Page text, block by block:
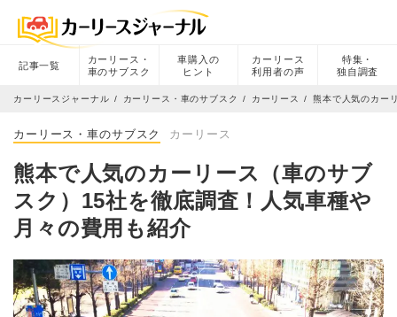
記事一覧
カーリース・
車のサブスク
車購入の
ヒント
カーリース
利用者の声
特集・
独自調査
カーリースジャーナル カーリース・車のサブスク カーリース 熊本で人気のカー
カーリース・車のサブスク カーリース
熊本で人気のカーリース（車のサブ
スク）15社を徹底調査！人気車種や
月々の費用も紹介